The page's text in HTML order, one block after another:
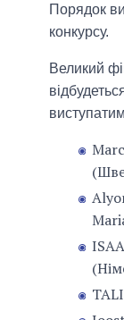
Порядок
конкурсу.
Великий